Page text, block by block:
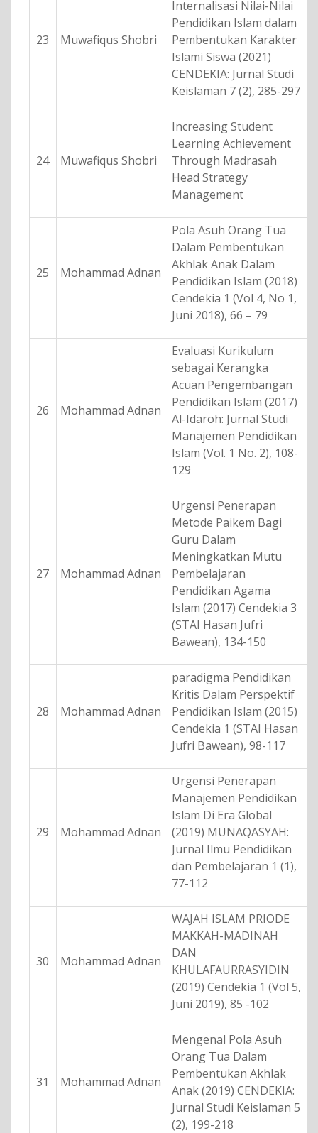
23 Muwafiqus Shobri
Internalisasi Nilai-Nilai
Pendidikan Islam dalam
Pembentukan Karakter
Islami Siswa (2021)
CENDEKIA: Jurnal Studi
Keislaman 7 (2), 285-297
24 Muwafiqus Shobri
Increasing Student
Learning Achievement
Through Madrasah
Head Strategy
Management
25 Mohammad Adnan
Pola Asuh Orang Tua
Dalam Pembentukan
Akhlak Anak Dalam
Pendidikan Islam (2018)
Cendekia 1 (Vol 4, No 1,
Juni 2018), 66 – 79
26 Mohammad Adnan
Evaluasi Kurikulum
sebagai Kerangka
Acuan Pengembangan
Pendidikan Islam (2017)
Al-Idaroh: Jurnal Studi
Manajemen Pendidikan
Islam (Vol. 1 No. 2), 108-
129
27 Mohammad Adnan
Urgensi Penerapan
Metode Paikem Bagi
Guru Dalam
Meningkatkan Mutu
Pembelajaran
Pendidikan Agama
Islam (2017) Cendekia 3
(STAI Hasan Jufri
Bawean), 134-150
28 Mohammad Adnan
paradigma Pendidikan
Kritis Dalam Perspektif
Pendidikan Islam (2015)
Cendekia 1 (STAI Hasan
Jufri Bawean), 98-117
29 Mohammad Adnan
Urgensi Penerapan
Manajemen Pendidikan
Islam Di Era Global
(2019) MUNAQASYAH:
Jurnal Ilmu Pendidikan
dan Pembelajaran 1 (1),
77-112
30 Mohammad Adnan
WAJAH ISLAM PRIODE
MAKKAH-MADINAH
DAN
KHULAFAURRASYIDIN
(2019) Cendekia 1 (Vol 5,
Juni 2019), 85 -102
31 Mohammad Adnan
Mengenal Pola Asuh
Orang Tua Dalam
Pembentukan Akhlak
Anak (2019) CENDEKIA:
Jurnal Studi Keislaman 5
(2), 199-218